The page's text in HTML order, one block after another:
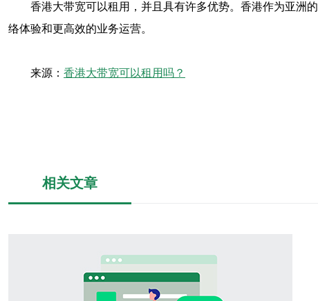
香港大带宽可以租用，并且具有许多优势。香港作为亚洲
络体验和更高效的业务运营。
来源： 香港大带宽可以租用吗？
相关文章